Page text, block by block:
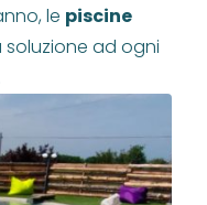
le piscine
ad ogni